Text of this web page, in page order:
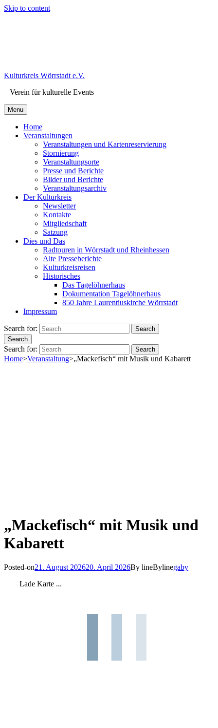
Skip to content
Kulturkreis Wörrstadt e.V.
– Verein für kulturelle Events –
Menu
Home
Veranstaltungen
Veranstaltungen und Kartenreservierung
Stornierung
Veranstaltungsorte
Presse und Berichte
Bilder und Berichte
Veranstaltungsarchiv
Der Kulturkreis
Newsletter
Kontakte
Mitgliedschaft
Satzung
Dies und Das
Radtouren in Wörrstadt und Rheinhessen
Alte Presseberichte
Kulturkreisreisen
Historisches
Das Tagelöhnerhaus
Dokumentation Tagelöhnerhaus
850 Jahre Laurentiuskirche Wörrstadt
Impressum
Search for:
Search
Search
Search for: Search
Home>Veranstaltung>„Mackefisch“ mit Musik und Kabarett
„Mackefisch“ mit Musik und
Kabarett
Posted-on21. August 202620. April 2026By lineBylinegaby
Lade Karte ...